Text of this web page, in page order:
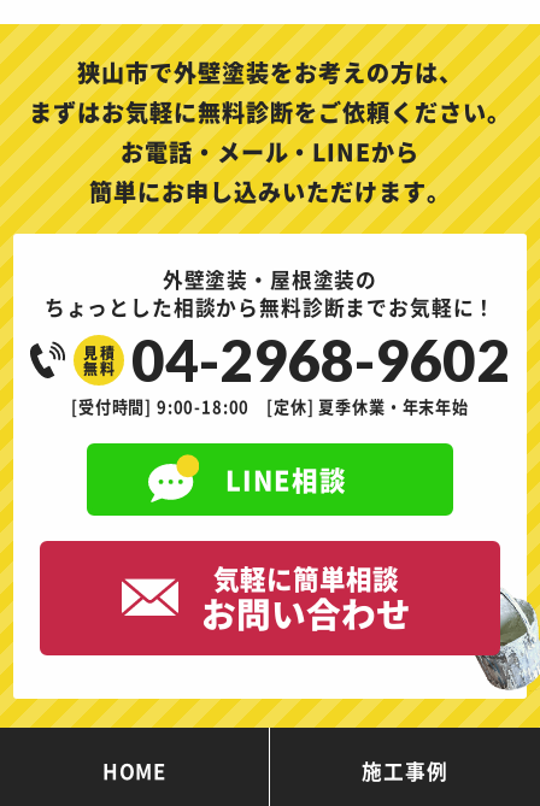
狭山市で外壁塗装をお考えの方は、
まずはお気軽に無料診断をご依頼ください。
お電話・メール・LINEから
簡単にお申し込みいただけます。
外壁塗装・屋根塗装の
ちょっとした相談から無料診断までお気軽に！
見積
無料 04-2968-9602
[受付時間] 9:00-18:00 [定休] 夏季休業・年末年始
LINE相談
気軽に簡単相談
お問い合わせ
HOME 施工事例